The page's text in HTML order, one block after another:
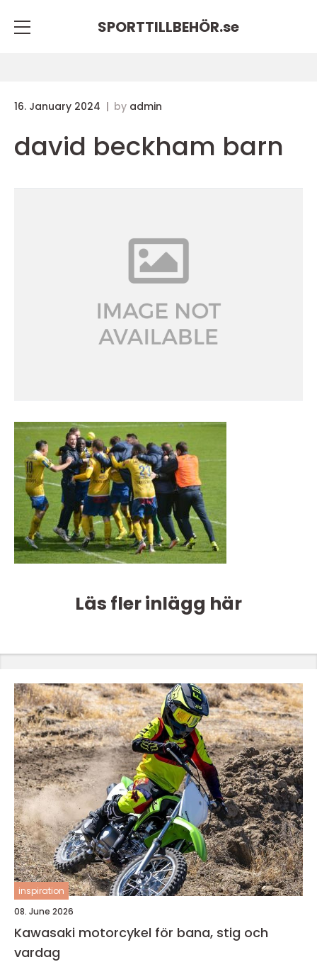
SPORTTILLBEHÖR.se
16. January 2024 by admin
david beckham barn
Läs fler inlägg här
inspiration
08. June 2026
Kawasaki motorcykel för bana, stig och
vardag